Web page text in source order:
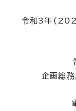
令和3年
企画総